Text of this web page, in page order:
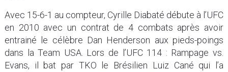
Avec 15-6-1 au compteur, Cyrille Diabaté débute à l’UFC
en 2010 avec un contrat de 4 combats après avoir
entrainé le célèbre Dan Henderson aux pieds-poings
dans la Team USA. Lors de l’UFC 114 : Rampage vs.
Evans, il bat par TKO le Brésilien Luiz Cané qui l’a